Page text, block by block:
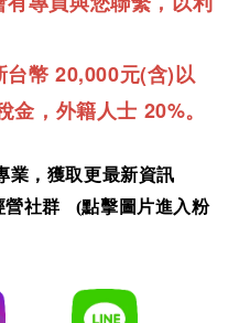
台幣 20,000元(含) 以
金，外籍人士 20%。
業，獲取更最新資訊
營社群
(點擊圖片進入粉